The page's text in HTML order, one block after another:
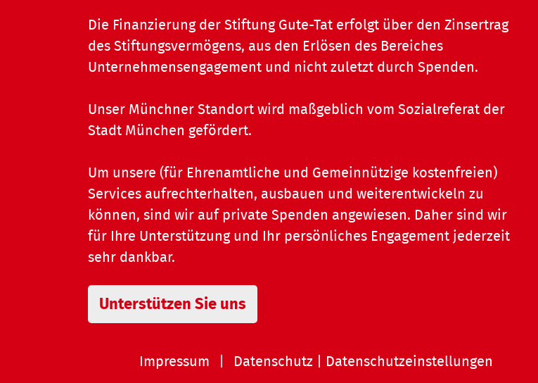
Die Finanzierung der Stiftung Gute-Tat erfolgt über den Zinsertrag
des Stiftungsvermögens, aus den Erlösen des Bereiches
Unternehmensengagement und nicht zuletzt durch Spenden.
Unser Münchner Standort wird maßgeblich vom Sozialreferat der
Stadt München gefördert.
Um unsere (für Ehrenamtliche und Gemeinnützige kostenfreien)
Services aufrechterhalten, ausbauen und weiterentwickeln zu
können, sind wir auf private Spenden angewiesen. Daher sind wir
für Ihre Unterstützung und Ihr persönliches Engagement jederzeit
sehr dankbar.
Unterstützen Sie uns
Impressum Datenschutz Datenschutzeinstellungen